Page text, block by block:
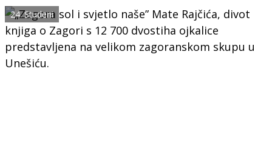
24. Studeni